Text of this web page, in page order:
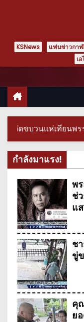
KSNews แฟนข่าวกา
เ
พระเอ
กำลังมาแรง!
พ
ช่
แ
ช
ขู่
คุ
ย